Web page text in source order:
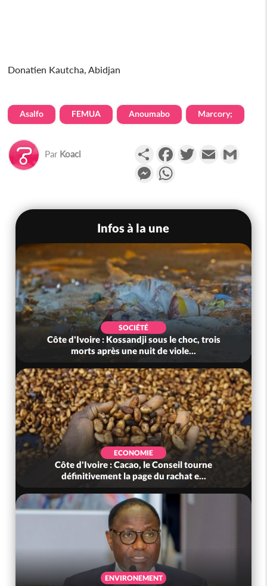
Donatien Kautcha, Abidjan
Asalfo FEMUA Anoumabo Marcory;
Par Koaci PartagerFacebookTwitterEmail
Messenger
Infos à la une
SOCIÉTÉ
Côte d'Ivoire : Kossandji sous le choc, trois
morts après une nuit de viole...
ECONOMIE
Côte d'Ivoire : Cacao, le Conseil tourne
définitivement la page du rachat e...
ENVIRONEMENT